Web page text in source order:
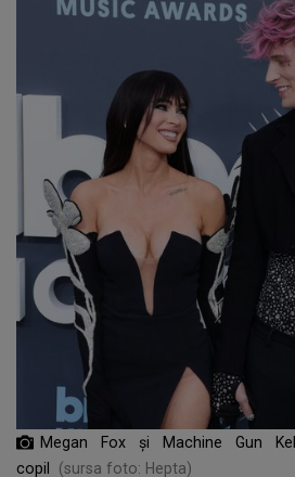
Megan Fox și Machine Gun
copil
(sursa foto: Hepta)